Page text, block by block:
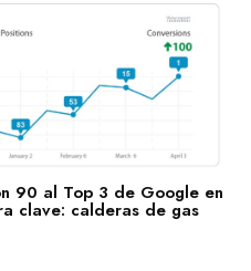
90 al Top 3 de Google en
clave: calderas de gas